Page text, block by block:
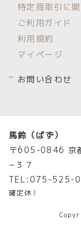
特定商取引に
ご利用ガイド
利用規約
マイページ
お問い合わせ
馬鈴（ばず）
〒605-0846 京
−３７
TEL:075-525-
曜定休）